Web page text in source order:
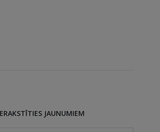
JAUNUMIEM